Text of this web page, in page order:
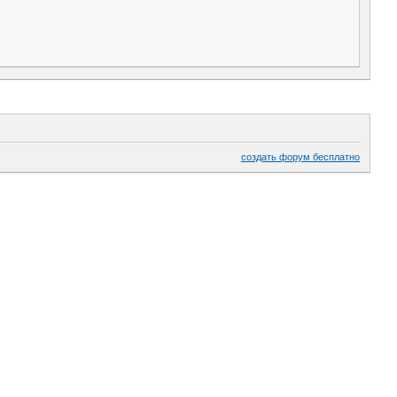
создать форум бесплатно